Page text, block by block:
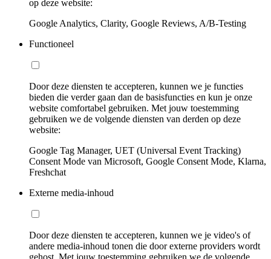
op deze website:
Google Analytics, Clarity, Google Reviews, A/B-Testing
Functioneel
Door deze diensten te accepteren, kunnen we je functies
bieden die verder gaan dan de basisfuncties en kun je onze
website comfortabel gebruiken. Met jouw toestemming
gebruiken we de volgende diensten van derden op deze
website:
Google Tag Manager, UET (Universal Event Tracking)
Consent Mode van Microsoft, Google Consent Mode, Klarna,
Freshchat
Externe media-inhoud
Door deze diensten te accepteren, kunnen we je video's of
andere media-inhoud tonen die door externe providers wordt
gehost. Met jouw toestemming gebruiken we de volgende